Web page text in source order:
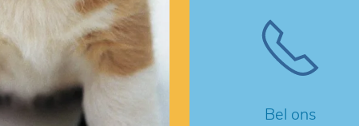
Bel ons